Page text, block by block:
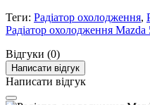
Теги: Радіатор охолодження,
Радіатор охолодження Mazda
Відгуки (0)
Написати відгук
Написати відгук